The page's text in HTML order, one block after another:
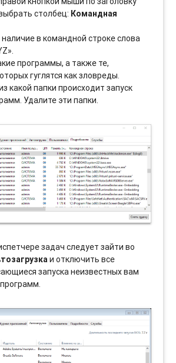
столбец: Командная
в командной строке слова
программы, а также те,
гуглятся как зловреды.
какой папки происходит запуск
Удалите эти папки.
задач следует зайти во
и отключить все
запуска неизвестных вам